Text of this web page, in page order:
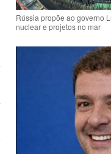
Rússia propõe ao governo
nuclear e projetos no mar